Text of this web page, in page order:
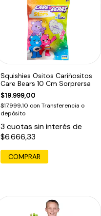
Squishies Ositos Cariñositos
Care Bears 10 Cm Sorprersa
$19.999,00
$17.999,10 con Transferencia o
depósito
3 cuotas sin interés de
$6.666,33